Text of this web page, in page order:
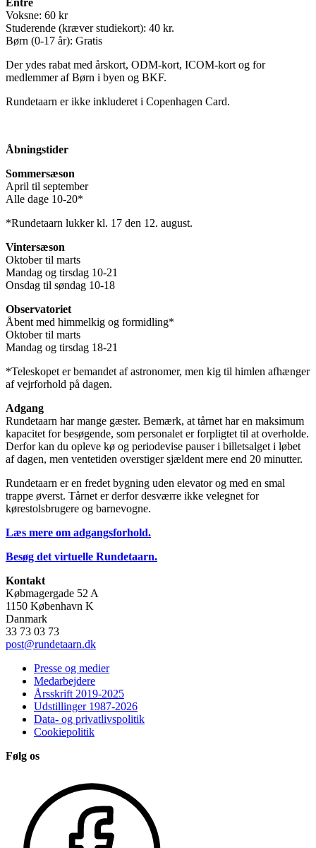
Entré
Voksne: 60 kr
Studerende (kræver studiekort): 40 kr.
Børn (0-17 år): Gratis
Der ydes rabat med årskort, ODM-kort, ICOM-kort og for
medlemmer af Børn i byen og BKF.
Rundetaarn er ikke inkluderet i Copenhagen Card.
Åbningstider
Sommersæson
April til september
Alle dage 10-20*
*Rundetaarn lukker kl. 17 den 12. august.
Vintersæson
Oktober til marts
Mandag og tirsdag 10-21
Onsdag til søndag 10-18
Observatoriet
Åbent med himmelkig og formidling*
Oktober til marts
Mandag og tirsdag 18-21
*Teleskopet er bemandet af astronomer, men kig til himlen afhænger
af vejrforhold på dagen.
Adgang
Rundetaarn har mange gæster. Bemærk, at tårnet har en maksimum
kapacitet for besøgende, som personalet er forpligtet til at overholde.
Derfor kan du opleve kø og periodevise pauser i billetsalget i løbet
af dagen, men ventetiden overstiger sjældent mere end 20 minutter.
Rundetaarn er en fredet bygning uden elevator og med en smal
trappe øverst. Tårnet er derfor desværre ikke velegnet for
kørestolsbrugere og barnevogne.
Læs mere om adgangsforhold.
Besøg det virtuelle Rundetaarn.
Kontakt
Købmagergade 52 A
1150 København K
Danmark
33 73 03 73
post@rundetaarn.dk
Presse og medier
Medarbejdere
Årsskrift 2019-2025
Udstillinger 1987-2026
Data- og privatlivspolitik
Cookiepolitik
Følg os